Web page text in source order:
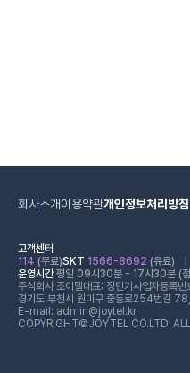
회사소개이용약관개인정보처리방침
고객센터
114 (무료)SKT 1566-8692 (유료)
운영시간평일 09시30분 - 17시30분 (
주식회사 조이텔대표: 정민기 사업자등록
경기도 부천시 원미구 중동로254번길
E-mail: admin@joytel.kr
COPYRIGHT©JOYTEL CO.LTD.